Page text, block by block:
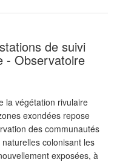
de suivi
- Observatoire
la végétation rivulaire
exondées repose
des communautés
colonisant les
exposées, à